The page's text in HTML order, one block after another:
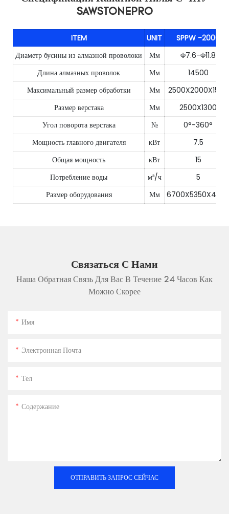
SAWSTONEPRO
ITEM UNIT SPPW -2000
Диаметр бусины из алмазной проволоки
Мм
Φ7.6-Φ11.8
Длина алмазных проволок
Мм
14500
Максимальный размер обработки
Мм
2500X2000X1500
Размер верстака
Мм
2500X1300
Угол поворота верстака
№
0°-360°
Мощность главного двигателя
кВт
7.5
Общая мощность
кВт
15
Потребление воды
м³/ч
5
Размер оборудования
Мм 6700X5350X4200
Связаться С Нами
Наша Обратная Связь Для Вас В Течение 24 Часов Как
Можно Скорее
Имя
Электронная Почта
Тел
Содержание
ОТПРАВИТЬ ЗАПРОС СЕЙЧАС